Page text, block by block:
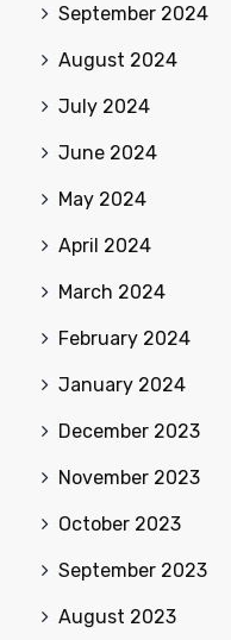
September 2024
August 2024
July 2024
June 2024
May 2024
April 2024
March 2024
February 2024
January 2024
December 2023
November 2023
October 2023
September 2023
August 2023